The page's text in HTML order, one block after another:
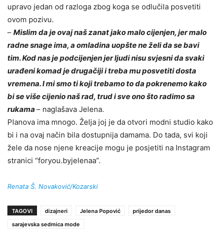
upravo jedan od razloga zbog koga se odlučila posvetiti
ovom pozivu.
– Mislim da je ovaj naš zanat jako malo cijenjen, jer malo
radne snage ima, a omladina uopšte ne želi da se bavi
tim. Kod nas je podcijenjen jer ljudi nisu svjesni da svaki
urađeni komad je drugačiji i treba mu posvetiti dosta
vremena. I mi smo ti koji trebamo to da pokrenemo kako
bi se više cijenio naš rad, trud i sve ono što radimo sa
rukama – naglašava Jelena.
Planova ima mnogo. Želja joj je da otvori modni studio kako
bi i na ovaj način bila dostupnija damama. Do tada, svi koji
žele da nose njene kreacije mogu je posjetiti na Instagram
stranici “foryou.byjelenaa”.
Renata Š. Novaković/Kozarski
TAGOVI dizajneri Jelena Popović
prijedor danas
sarajevska sedmica mode